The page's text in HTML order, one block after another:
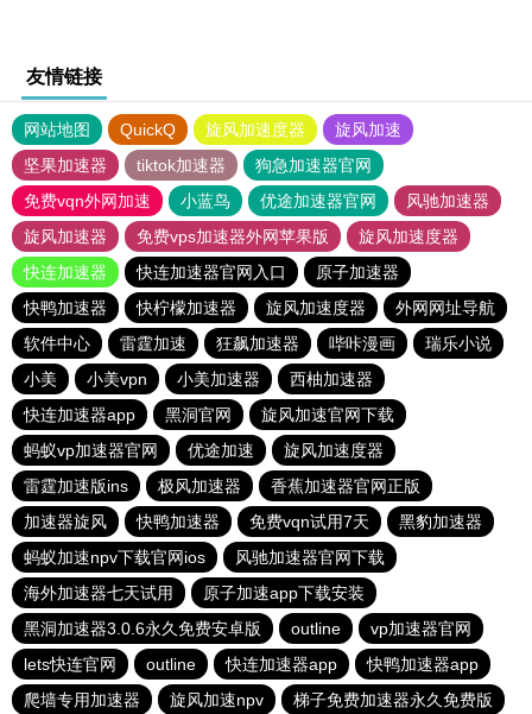
友情链接
网站地图 QuickQ 旋风加速度器
旋风加速
坚果加速器
tiktok加速器
狗急加速器官网
免费vqn外网加速
小蓝鸟 优途加速器官网
风驰加速器
旋风加速器
免费vps加速器外网苹果版
旋风加速度器
快连加速器
快连加速器官网入口
原子加速器
快鸭加速器
快柠檬加速器 旋风加速度器
外网网址导航
软件中心
雷霆加速 狂飙加速器 哔咔漫画
瑞乐小说
小美
小美vpn 小美加速器
西柚加速器
快连加速器app
黑洞官网
旋风加速官网下载
蚂蚁vp加速器官网
优途加速
旋风加速度器
雷霆加速版ins
极风加速器
香蕉加速器官网正版
加速器旋风
快鸭加速器 免费vqn试用7天
黑豹加速器
蚂蚁加速npv下载官网ios
风驰加速器官网下载
海外加速器七天试用
原子加速app下载安装
黑洞加速器3.0.6永久免费安卓版
outline
vp加速器官网
lets快连官网
outline 快连加速器app
快鸭加速器app
爬墙专用加速器
旋风加速npv 梯子免费加速器永久免费版